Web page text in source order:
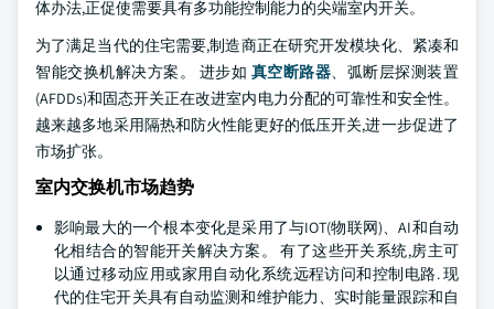
体办法,正促使需要具有多功能控制能力的尖端室内开关。
为了满足当代的住宅需要,制造商正在研究开发模块化、紧凑和
智能交换机解决方案。 进步如 真空断路器、弧断层探测装置
(AFDDs)和固态开关正在改进室内电力分配的可靠性和安全性。
越来越多地采用隔热和防火性能更好的低压开关,进一步促进了
市场扩张。
室内交换机市场趋势
影响最大的一个根本变化是采用了与IOT(物联网)、AI和自动
化相结合的智能开关解决方案。 有了这些开关系统,房主可
以通过移动应用或家用自动化系统远程访问和控制电路. 现
代的住宅开关具有自动监测和维护能力、实时能量跟踪和自